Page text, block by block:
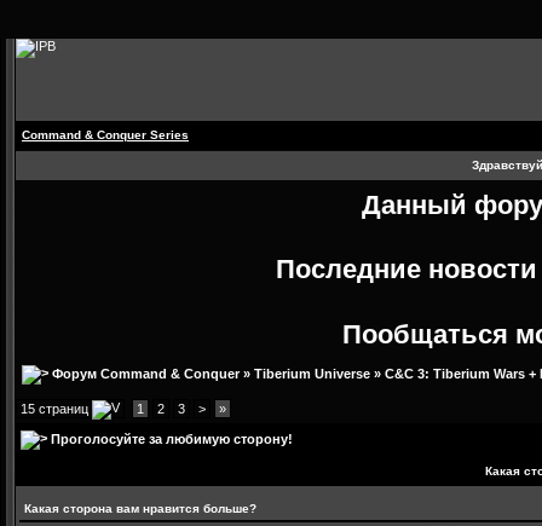
Command & Conquer Series
Данный
Последние
Пообщаться
Форум Command & Conquer» Tiberium Universe » C&C 3: Tiberium Wars +
15 страниц 1 2 3 > »
Проголосуйте за любимую сторону!
Какая
Какая сторона вам нравится больше?